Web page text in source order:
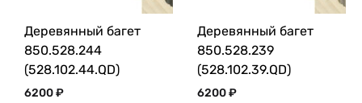
Деревянный багет
850.528.244
(528.102.44.QD)
6200₽
Деревянный багет
850.528.239
(528.102.39.QD)
6200₽